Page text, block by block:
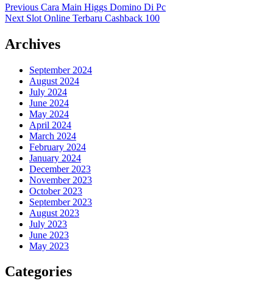
Post
navigation
Previous Previous
post:
Cara Main Higgs Domino Di Pc
Next Next
Slot Online Terbaru Cashback 100
Archives
September 2024
August 2024
July 2024
June 2024
May 2024
April 2024
March 2024
February 2024
January 2024
December 2023
November 2023
October 2023
September 2023
August 2023
July 2023
June 2023
May 2023
Categories